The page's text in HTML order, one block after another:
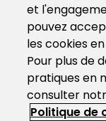
et
pouvez
les cookies
Pour plus de
pratiques en
consulter
Politique de